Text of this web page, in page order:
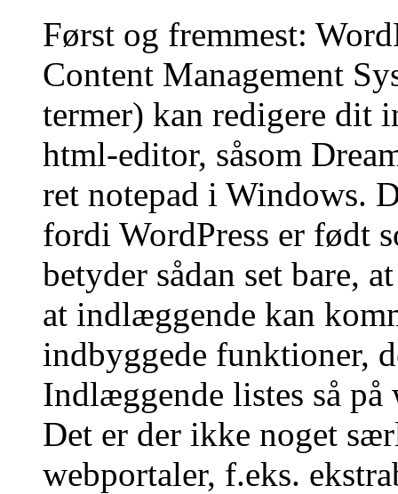
Først og fremmest:
Content Management
termer) kan redigere dit
html-editor, såsom
ret notepad i Windows.
fordi WordPress er født
betyder sådan set bare,
at indlæggende kan
indbyggede funktioner,
Indlæggende listes så
Det er der ikke noget
webportaler, f.eks.